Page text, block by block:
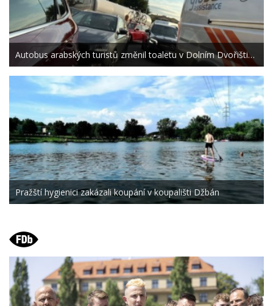
Autobus arabských turistů změnil toaletu v Dolním Dvořišti…
Pražští hygienici zakázali koupání v koupališti Džbán